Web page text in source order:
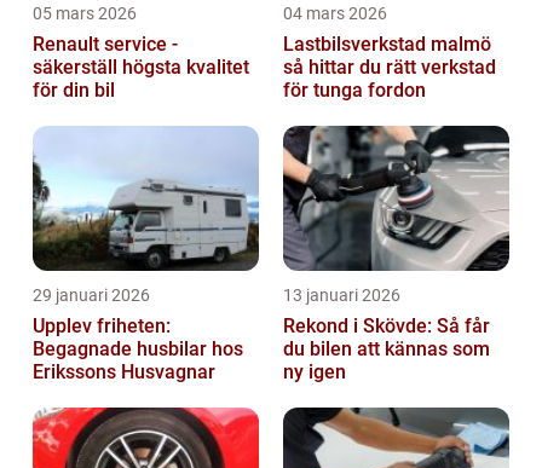
05 mars 2026
Renault service -
säkerställ högsta kvalitet
för din bil
04 mars 2026
Lastbilsverkstad malmö
så hittar du rätt verkstad
för tunga fordon
29 januari 2026
Upplev friheten:
Begagnade husbilar hos
Erikssons Husvagnar
13 januari 2026
Rekond i Skövde: Så får
du bilen att kännas som
ny igen